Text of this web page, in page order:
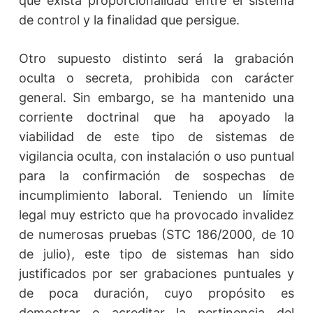
de control y la finalidad que persigue.
Otro supuesto distinto será la grabación
oculta o secreta, prohibida con carácter
general. Sin embargo, se ha mantenido una
corriente doctrinal que ha apoyado la
viabilidad de este tipo de sistemas de
vigilancia oculta, con instalación o uso puntual
para la confirmación de sospechas de
incumplimiento laboral. Teniendo un límite
legal muy estricto que ha provocado invalidez
de numerosas pruebas (STC 186/2000, de 10
de julio), este tipo de sistemas han sido
justificados por ser grabaciones puntuales y
de poca duración, cuyo propósito es